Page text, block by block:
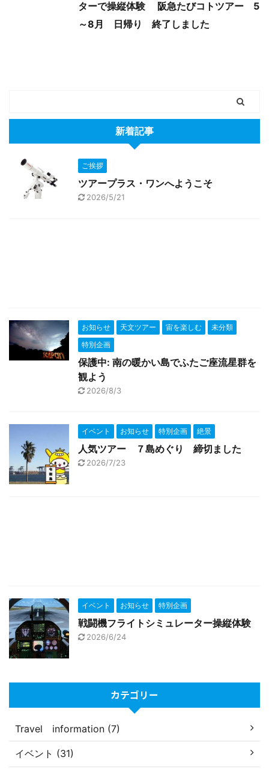
ターで操縦体験 阪急たびコトツアー 5
～8月 日帰り 終了しました
新着記事
ご挨拶
ツアープラス・ワンへようこそ
2026/5/21
お知らせ 天文ツアー 宙を楽しむ
未分類
特別企画
保護中: 南の暖かい島でふたご座流星群を
観よう
2026/8/3
イベント お知らせ 特別企画 絶景
人気ツアー ７島めぐり 締切ました
2026/7/23
イベント お知らせ 特別企画
戦闘機フライトシミュレーター操縦体験
2026/6/24
カテゴリー
Travel information (7)
イベント (31)